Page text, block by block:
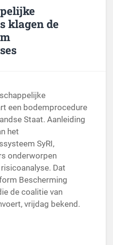
klagen de
een bodemprocedure
Staat. Aanleiding
het
SyRI,
onderworpen
Dat
Bescherming
de coalitie van
vrijdag bekend.